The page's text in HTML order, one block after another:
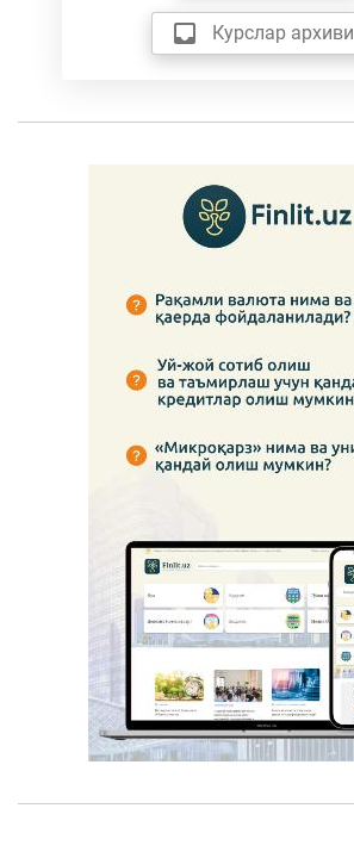
Курслар архиви